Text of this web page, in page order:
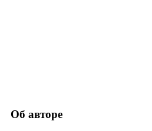
Об авторе